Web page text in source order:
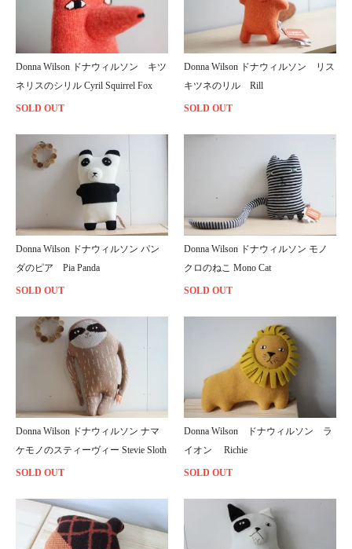
Donna Wilson ドナウィルソン キツ
ネリスのシリル Cyril Squirrel Fox
SOLD OUT
Donna Wilson ドナウィルソン リス
キツネのリル Rill
SOLD OUT
Donna Wilson ドナウィルソン パン
ダのピア Pia Panda
SOLD OUT
Donna Wilson ドナウィルソン モノ
クロのねこ Mono Cat
SOLD OUT
Donna Wilson ドナウィルソン ナマ
ケモノのスティーヴィー Stevie Sloth
SOLD OUT
Donna Wilson ドナウィルソン ラ
イオン Richie
SOLD OUT